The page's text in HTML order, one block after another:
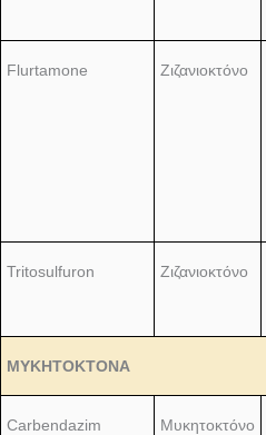
Flurtamone Ζιζανιοκτόνο
Tritosulfuron Ζιζανιοκτόνο
ΜΥΚΗΤΟΚΤΟΝΑ
Carbendazim Μυκητοκτόνο